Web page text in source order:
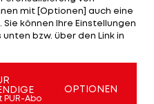
von der Bank.
Klub der beiden
einem fixen Deal
mit [Optionen] auch eine
können Ihre Einstellungen
bzw. über den Link in
Abo
OPTIONEN